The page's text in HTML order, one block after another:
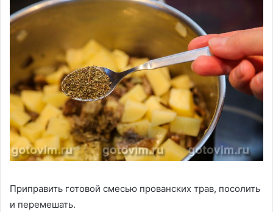
Приправить готовой смесью прованских трав, посолить
и перемешать.